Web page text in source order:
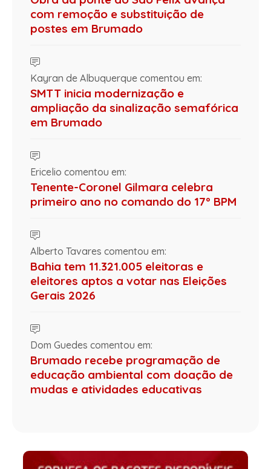
com remoção e substituição de
postes em Brumado
Kayran de Albuquerque comentou em:
SMTT inicia modernização e
ampliação da sinalização semafórica
em Brumado
Ericelio comentou em:
Tenente-Coronel Gilmara celebra
primeiro ano no comando do 17º BPM
Alberto Tavares comentou em:
Bahia tem 11.321.005 eleitoras e
eleitores aptos a votar nas Eleições
Gerais 2026
Dom Guedes comentou em:
Brumado recebe programação de
educação ambiental com doação de
mudas e atividades educativas